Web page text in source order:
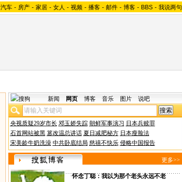
汽车 - 房产 - 家居 - 女人 - 视频 - 播客 - 邮件 - 博客 - BBS - 我说两句
新闻 网页 博客 音乐 图片 说吧
央视质疑29岁市长 邓玉娇失踪 朝鲜军事演习 日本兵赎罪
石首网站被黑 篡改温总讲话 夏日减肥秘方 日本瘦脸法
宋美龄牛奶洗澡 中共卧底结局 慈禧不快乐 侵略中国报告
更多>>
·怀念丁聪：我以为那个老头永远不老